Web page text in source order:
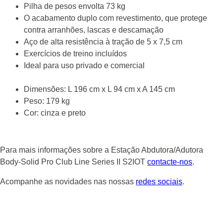
Pilha de pesos envolta 73 kg
O acabamento duplo com revestimento, que protege
contra arranhões, lascas e descamação
Aço de alta resistência à tração de 5 x 7,5 cm
Exercícios de treino incluídos
Ideal para uso privado e comercial
Dimensões: L 196 cm x L 94 cm x A 145 cm
Peso: 179 kg
Cor: cinza e preto
Para mais informações sobre a Estação Abdutora/Adutora
Body-Solid Pro Club Line Series II S2IOT contacte-nos.
Acompanhe as novidades nas nossas redes sociais.